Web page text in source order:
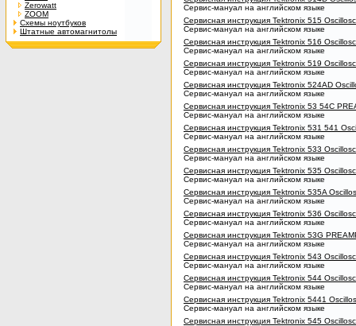
Zerowatt
ZOOM
Схемы ноутбуков
Штатные автомагнитолы
Сервис-мануал на английском языке
Сервисная инструкция Tektronix 515
Сервис-мануал на английском языке
Сервисная инструкция Tektronix 516
Сервис-мануал на английском языке
Сервисная инструкция Tektronix 519
Сервис-мануал на английском языке
Сервисная инструкция Tektronix 524AD
Сервис-мануал на английском языке
Сервисная инструкция Tektronix 53 54C
Сервис-мануал на английском языке
Сервисная инструкция Tektronix 531 541
Сервис-мануал на английском языке
Сервисная инструкция Tektronix 533
Сервис-мануал на английском языке
Сервисная инструкция Tektronix 535
Сервис-мануал на английском языке
Сервисная инструкция Tektronix 535A
Сервис-мануал на английском языке
Сервисная инструкция Tektronix 536
Сервис-мануал на английском языке
Сервисная инструкция Tektronix 53G
Сервис-мануал на английском языке
Сервисная инструкция Tektronix 543
Сервис-мануал на английском языке
Сервисная инструкция Tektronix 544
Сервис-мануал на английском языке
Сервисная инструкция Tektronix 5441
Сервис-мануал на английском языке
Сервисная инструкция Tektronix 545